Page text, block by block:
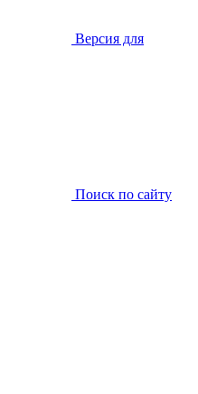
Версия для
Поиск по сайту